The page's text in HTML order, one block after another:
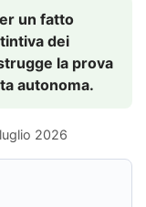
un fatto
dei
la prova
autonoma.
2026